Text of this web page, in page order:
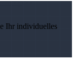
Ihr individuelles